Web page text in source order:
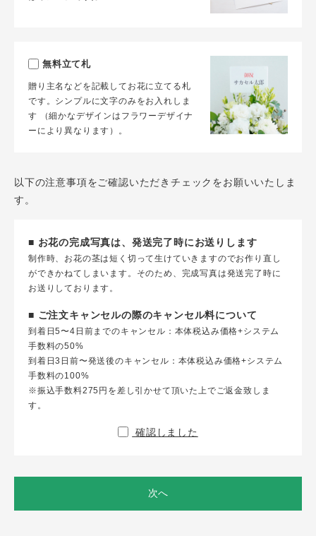
無料立て札
贈り主名などを記載してお花に立てる札
です。シンプルに文字のみをお入れしま
す （細かなデザインはフラワーデザイナ
ーにより異なります）。
以下の注意事項をご確認いただきチェックをお願いいたしま
す。
■ お花の完成写真は、発送完了時にお送りします
制作時、お花の茎は短く切って生けていきますのでお作り直し
ができかねてしまいます。そのため、完成写真は発送完了時に
お送りしております。
■ ご注文キャンセルの際のキャンセル料について
到着日5〜4日前までのキャンセル：本体税込み価格+システム
手数料の50%
到着日3日前〜発送後のキャンセル：本体税込み価格+システム
手数料の100%
※振込手数料275円を差し引かせて頂いた上でご返金致しま
す。
確認しました
次へ